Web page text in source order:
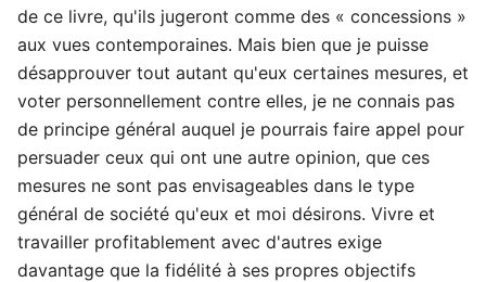
de ce livre, qu'ils jugeront comme des « concessions »
aux vues contemporaines. Mais bien que je puisse
désapprouver tout autant qu'eux certaines mesures, et
voter personnellement contre elles, je ne connais pas
de principe général auquel je pourrais faire appel pour
persuader ceux qui ont une autre opinion, que ces
mesures ne sont pas envisageables dans le type
général de société qu'eux et moi désirons. Vivre et
travailler profitablement avec d'autres exige
davantage que la fidélité à ses propres objectifs